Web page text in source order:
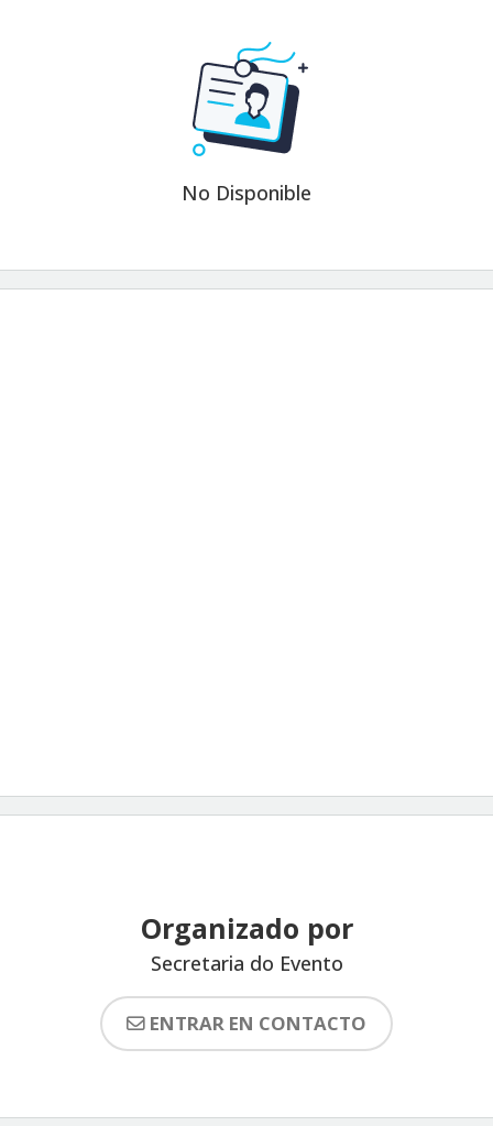
No Disponible
Organizado por
Secretaria do Evento
ENTRAR EN CONTACTO